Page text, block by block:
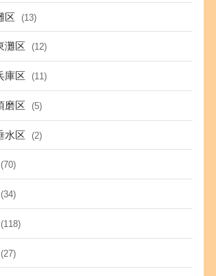
区 (13)
灘区 (12)
庫区 (11)
磨区 (5)
水区 (2)
(70)
(34)
(118)
(27)